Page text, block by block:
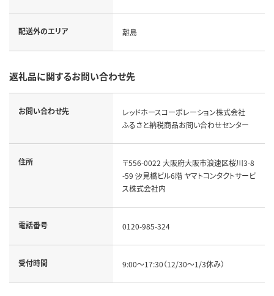
配送外のエリア 離島
返礼品に関するお問い合わせ先
お問い合わせ先
レッドホースコーポレーション株式会社
ふるさと納税商品お問い合わせセンター
住所
〒556-0022 大阪府大阪市浪速区桜川3-8
-59 汐見橋ビル6階 ヤマトコンタクトサービ
ス株式会社内
電話番号 0120-985-324
受付時間 9:00～17:30（12/30～1/3休み）